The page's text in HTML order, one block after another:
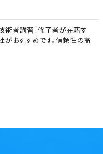
術者講習」修了者が在籍す
がおすすめです。信頼性の高